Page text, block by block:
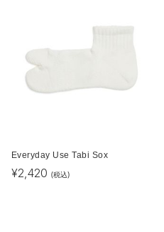
Everyday Use Tabi Sox
¥2,420 (税込)